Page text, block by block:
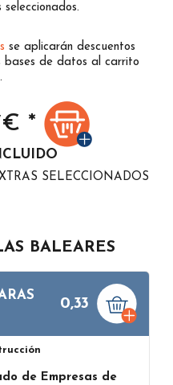
se aplicarán descuentos
bases de datos al carrito
€ *
SELECCIONADOS
BALEARES
0,33
de Empresas de